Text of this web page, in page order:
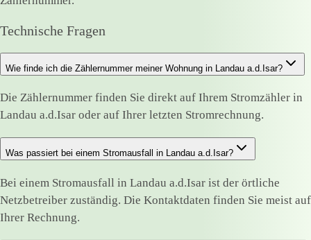
Technische Fragen
Wie finde ich die Zählernummer meiner Wohnung in Landau a.d.Isar?
Die Zählernummer finden Sie direkt auf Ihrem Stromzähler in
Landau a.d.Isar oder auf Ihrer letzten Stromrechnung.
Was passiert bei einem Stromausfall in Landau a.d.Isar?
Bei einem Stromausfall in Landau a.d.Isar ist der örtliche
Netzbetreiber zuständig. Die Kontaktdaten finden Sie meist auf
Ihrer Rechnung.